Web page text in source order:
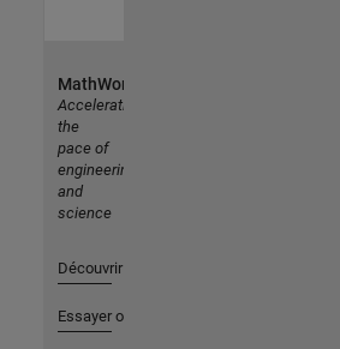
MathWorks
Accelerating
the
pace of
engineering
and
science
Découvrir les produits
Essayer ou acheter